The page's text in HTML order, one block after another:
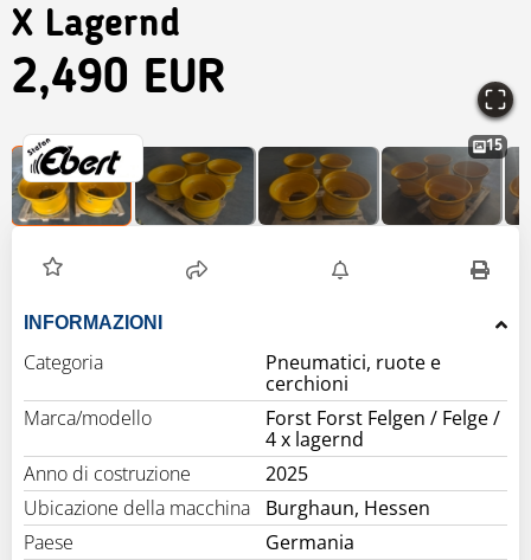
X Lagernd
2,490 EUR
15
INFORMAZIONI
Categoria
Pneumatici, ruote e
cerchioni
Marca/modello
Forst Forst Felgen / Felge /
4 x lagernd
Anno di costruzione
2025
Ubicazione della macchina
Burghaun, Hessen
Paese
Germania